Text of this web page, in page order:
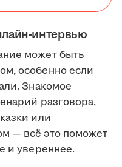
интервью
может быть
особенно если
Знакомое
разговора,
или
— всё это поможет
и увереннее.